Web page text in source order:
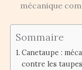
mécanique
Sommaire
Canetaupe :
contre les taupes